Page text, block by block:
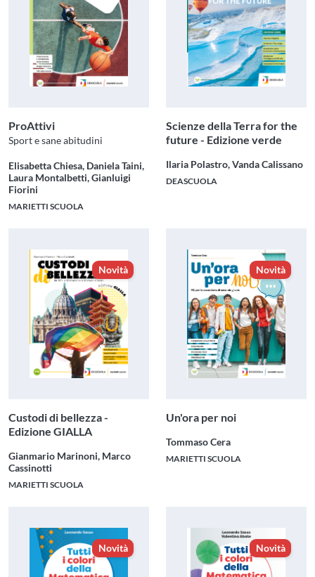
ProAttivi
Sport e sane abitudini
Elisabetta Chiesa, Daniela Taini,
Laura Montalbetti, Gianluigi
Fiorini
MARIETTI SCUOLA
Scienze della Terra for the
future - Edizione verde
Ilaria Polastro, Vanda Calissano
DEASCUOLA
Novità
Custodi di bellezza -
Edizione GIALLA
Gianmario Marinoni, Marco
Cassinotti
MARIETTI SCUOLA
Novità
Un'ora per noi
Tommaso Cera
MARIETTI SCUOLA
Novità Novità